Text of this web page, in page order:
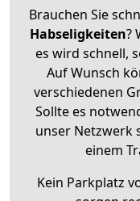
Brauchen Sie
Habseligkeiten?
es wird schnell,
Auf Wunsch
verschiedenen
Sollte es
unser Netzwerk
einem
Kein Parkplatz